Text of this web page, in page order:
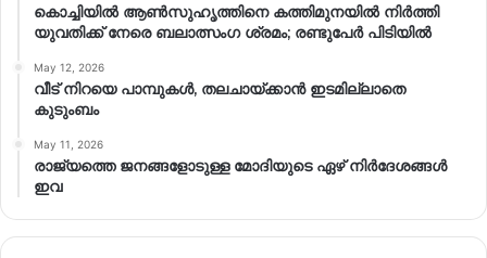
കൊച്ചിയിൽ ആൺസുഹൃത്തിനെ കത്തിമുനയിൽ നിർത്തി
യുവതിക്ക് നേരെ ബലാത്സംഗ​ ശ്രമം; രണ്ടുപേർ പിടിയിൽ
May 12, 2026
വീട് നിറയെ പാമ്പുകൾ, തലചായ്ക്കാൻ ഇടമില്ലാതെ
കുടുംബം
May 11, 2026
രാജ്യത്തെ ജനങ്ങളോടുള്ള മോദിയുടെ ഏഴ് നിര്‍ദേശങ്ങള്‍
ഇവ